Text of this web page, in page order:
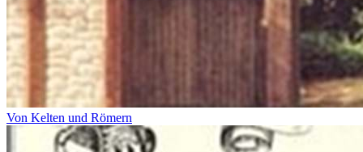
Von Kelten und Römern